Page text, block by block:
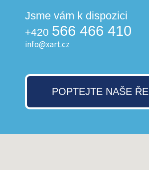
Jsme vám k dispozici
+420 566 466 410
info@xart.cz
POPTEJTE NAŠE